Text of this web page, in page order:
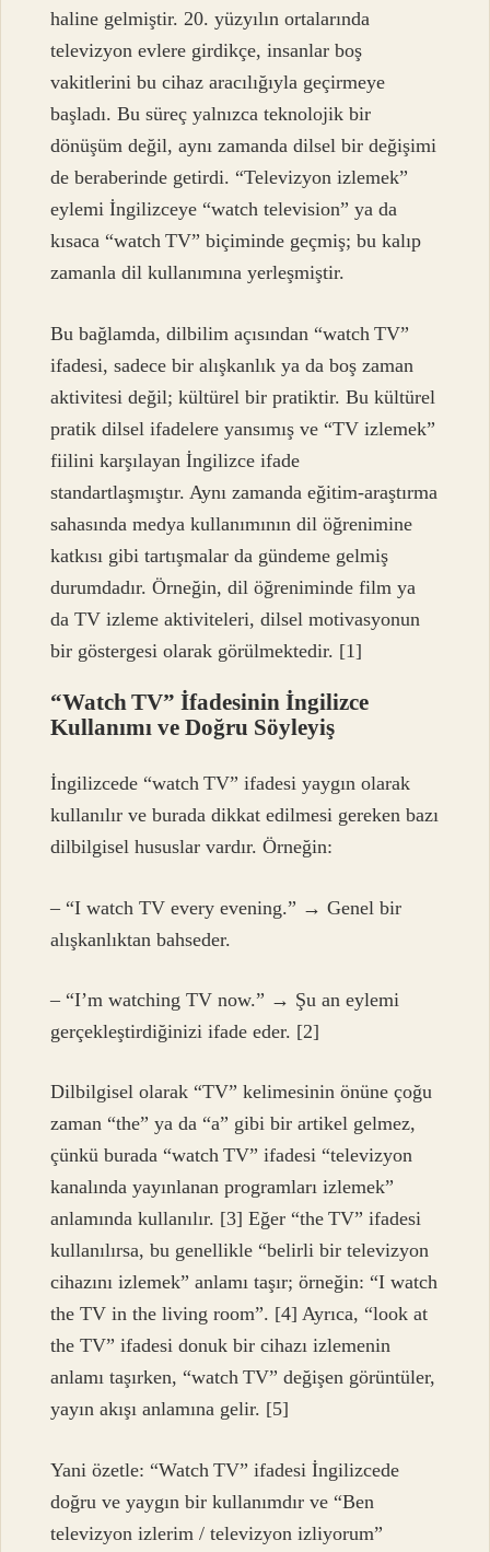
haline gelmiştir. 20. yüzyılın ortalarında
televizyon evlere girdikçe, insanlar boş
vakitlerini bu cihaz aracılığıyla geçirmeye
başladı. Bu süreç yalnızca teknolojik bir
dönüşüm değil, aynı zamanda dilsel bir değişimi
de beraberinde getirdi. “Televizyon izlemek”
eylemi İngilizceye “watch television” ya da
kısaca “watch TV” biçiminde geçmiş; bu kalıp
zamanla dil kullanımına yerleşmiştir.
Bu bağlamda, dilbilim açısından “watch TV”
ifadesi, sadece bir alışkanlık ya da boş zaman
aktivitesi değil; kültürel bir pratiktir. Bu kültürel
pratik dilsel ifadelere yansımış ve “TV izlemek”
fiilini karşılayan İngilizce ifade
standartlaşmıştır. Aynı zamanda eğitim‑araştırma
sahasında medya kullanımının dil öğrenimine
katkısı gibi tartışmalar da gündeme gelmiş
durumdadır. Örneğin, dil öğreniminde film ya
da TV izleme aktiviteleri, dilsel motivasyonun
bir göstergesi olarak görülmektedir. [1]
“Watch TV” İfadesinin İngilizce
Kullanımı ve Doğru Söyleyiş
İngilizcede “watch TV” ifadesi yaygın olarak
kullanılır ve burada dikkat edilmesi gereken bazı
dilbilgisel hususlar vardır. Örneğin:
– “I watch TV every evening.” → Genel bir
alışkanlıktan bahseder.
– “I’m watching TV now.” → Şu an eylemi
gerçekleştirdiğinizi ifade eder. [2]
Dilbilgisel olarak “TV” kelimesinin önüne çoğu
zaman “the” ya da “a” gibi bir artikel gelmez,
çünkü burada “watch TV” ifadesi “televizyon
kanalında yayınlanan programları izlemek”
anlamında kullanılır. [3] Eğer “the TV” ifadesi
kullanılırsa, bu genellikle “belirli bir televizyon
cihazını izlemek” anlamı taşır; örneğin: “I watch
the TV in the living room”. [4] Ayrıca, “look at
the TV” ifadesi donuk bir cihazı izlemenin
anlamı taşırken, “watch TV” değişen görüntüler,
yayın akışı anlamına gelir. [5]
Yani özetle: “Watch TV” ifadesi İngilizcede
doğru ve yaygın bir kullanımdır ve “Ben
televizyon izlerim / televizyon izliyorum”